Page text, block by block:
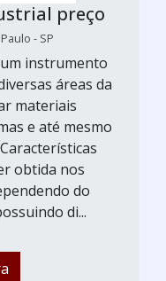
preço
- SP
instrumento
áreas da
materiais
e até mesmo
obtida nos
do
di...